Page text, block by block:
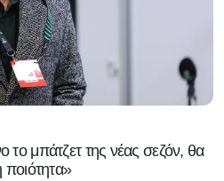
μπάτζετ της νέας σεζόν, θα
ποιότητα»